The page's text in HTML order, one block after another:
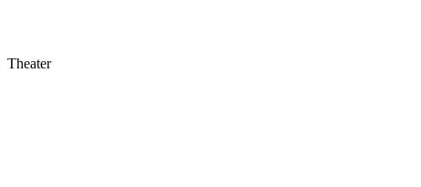
Theater